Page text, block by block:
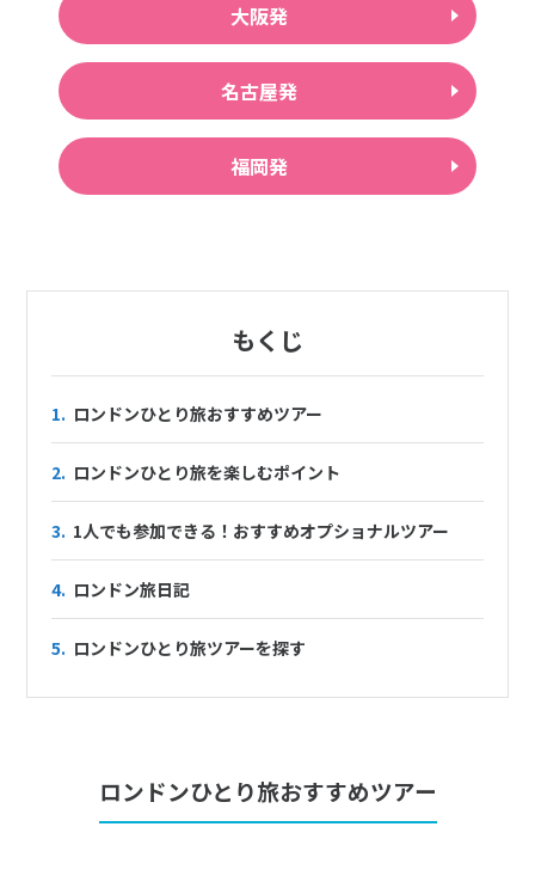
大阪発
名古屋発
福岡発
もくじ
1. ロンドンひとり旅おすすめツアー
2. ロンドンひとり旅を楽しむポイント
3. 1人でも参加できる！おすすめオプショナルツアー
4. ロンドン旅日記
5. ロンドンひとり旅ツアーを探す
ロンドンひとり旅おすすめツアー